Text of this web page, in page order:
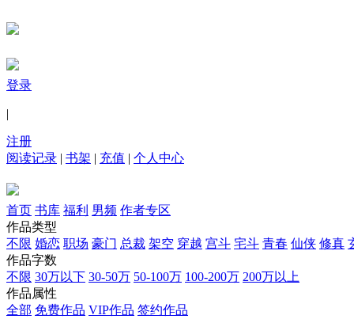
登录
|
注册
阅读记录 | 书架 | 充值 | 个人中心
首页 书库 福利 男频 作者专区
作品类型
不限 婚恋 职场 豪门 总裁 架空 穿越 宫斗 宅斗 青春 仙侠 修真
作品字数
不限 30万以下 30-50万 50-100万 100-200万 200万以上
作品属性
全部 免费作品 VIP作品 签约作品